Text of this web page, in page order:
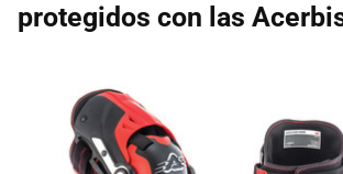
protegidos con las